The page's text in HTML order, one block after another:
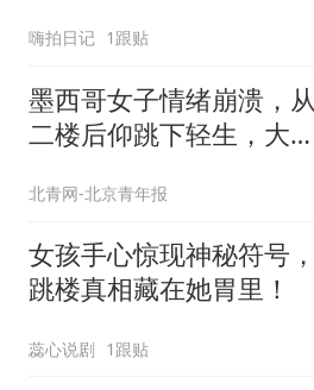
嗨拍日记 1跟贴
墨西哥女子情绪崩溃，从
二楼后仰跳下轻生，大批
北青网-北京青年报
女孩手心惊现神秘符号，
跳楼真相藏在她胃里！
蕊心说剧 1跟贴